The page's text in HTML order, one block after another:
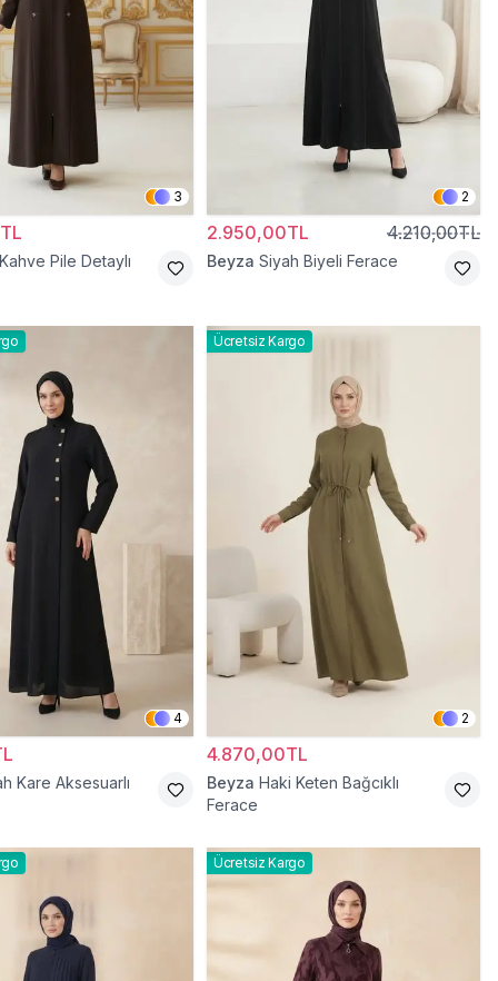
3
Pile Detaylı
2
2.950,00TL 4.210,00TL
Beyza Siyah Biyeli Ferace
4
Kare Aksesuarlı
Ücretsiz Kargo
2
4.870,00TL
Beyza Haki Keten Bağcıklı
Ferace
Ücretsiz Kargo